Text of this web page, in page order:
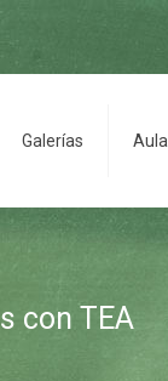
Galerías Aula
con TEA